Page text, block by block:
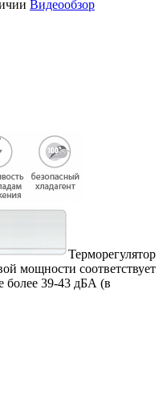
Видеообзор
Терморегулятор
мощности соответствует
более 39-43 дБА (в